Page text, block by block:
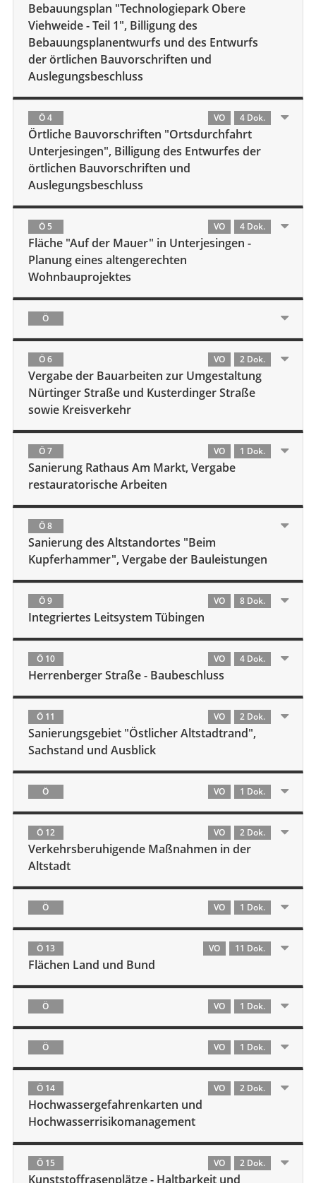
Bebauungsplan "Technologiepark Obere
Viehweide - Teil 1", Billigung des
Bebauungsplanentwurfs und des Entwurfs
der örtlichen Bauvorschriften und
Auslegungsbeschluss
Ö 4 VO 4 Dok.
Örtliche Bauvorschriften "Ortsdurchfahrt
Unterjesingen", Billigung des Entwurfes der
örtlichen Bauvorschriften und
Auslegungsbeschluss
Ö 5 VO 4 Dok.
Fläche "Auf der Mauer" in Unterjesingen -
Planung eines altengerechten
Wohnbauprojektes
Ö
Ö 6 VO 2 Dok.
Vergabe der Bauarbeiten zur Umgestaltung
Nürtinger Straße und Kusterdinger Straße
sowie Kreisverkehr
Ö 7 VO 1 Dok.
Sanierung Rathaus Am Markt, Vergabe
restauratorische Arbeiten
Ö 8
Sanierung des Altstandortes "Beim
Kupferhammer", Vergabe der Bauleistungen
Ö 9 VO 8 Dok.
Integriertes Leitsystem Tübingen
Ö 10 VO 4 Dok.
Herrenberger Straße - Baubeschluss
Ö 11 VO 2 Dok.
Sanierungsgebiet "Östlicher Altstadtrand",
Sachstand und Ausblick
Ö VO 1 Dok.
Ö 12 VO 2 Dok.
Verkehrsberuhigende Maßnahmen in der
Altstadt
Ö VO 1 Dok.
Ö 13 VO 11 Dok.
Flächen Land und Bund
Ö VO 1 Dok.
Ö VO 1 Dok.
Ö 14 VO 2 Dok.
Hochwassergefahrenkarten und
Hochwasserrisikomanagement
Ö 15 VO 2 Dok.
Kunststoffrasenplätze - Haltbarkeit und